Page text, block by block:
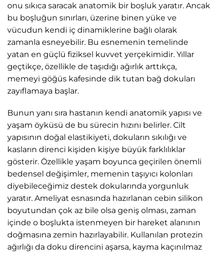
onu sıkıca saracak anatomik bir boşluk yaratır. Ancak
bu boşluğun sınırları, üzerine binen yüke ve
vücudun kendi iç dinamiklerine bağlı olarak
zamanla esneyebilir. Bu esnemenin temelinde
yatan en güçlü fiziksel kuvvet yerçekimidir. Yıllar
geçtikçe, özellikle de taşıdığı ağırlık arttıkça,
memeyi göğüs kafesinde dik tutan bağ dokuları
zayıflamaya başlar.
Bunun yanı sıra hastanın kendi anatomik yapısı ve
yaşam öyküsü de bu sürecin hızını belirler. Cilt
yapısının doğal elastikiyeti, dokuların sıkılığı ve
kasların direnci kişiden kişiye büyük farklılıklar
gösterir. Özellikle yaşam boyunca geçirilen önemli
bedensel değişimler, memenin taşıyıcı kolonları
diyebileceğimiz destek dokularında yorgunluk
yaratır. Ameliyat esnasında hazırlanan cebin silikon
boyutundan çok az bile olsa geniş olması, zaman
içinde o boşlukta istenmeyen bir hareket alanının
doğmasına zemin hazırlayabilir. Kullanılan protezin
ağırlığı da doku direncini aşarsa, kayma kaçınılmaz